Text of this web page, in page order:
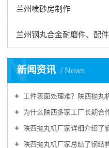
兰州喷砂房制作
兰州钢丸合金耐磨件、配件
新闻资讯 News
N
工件表面处理难？陕西抛丸机自动化作业
为什么陕西多家工厂长期合作？抛丸机耐
陕西抛丸机厂家详细介绍了钢结构抛
陕西抛丸机厂家总结了钢结构抛丸